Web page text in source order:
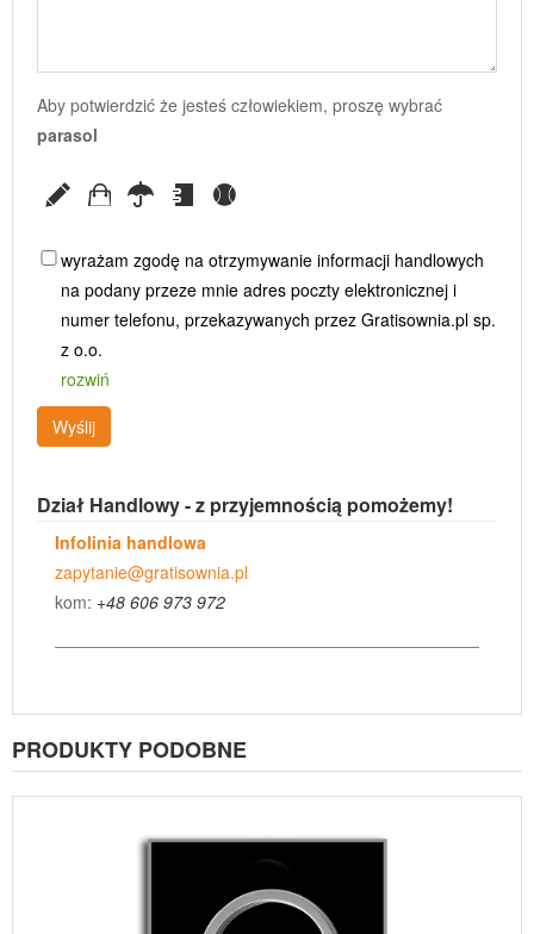
Aby potwierdzić że jesteś człowiekiem, proszę wybrać
parasol
wyrażam zgodę na otrzymywanie informacji handlowych
na podany przeze mnie adres poczty elektronicznej i
numer telefonu, przekazywanych przez Gratisownia.pl sp.
z o.o.
rozwiń
Wyślij
Dział Handlowy - z przyjemnością pomożemy!
Infolinia handlowa
zapytanie@gratisownia.pl
kom: +48 606 973 972
PRODUKTY PODOBNE